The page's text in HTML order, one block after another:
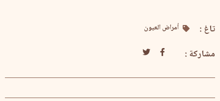
تاغ : أمراض العيون
مشاركة :